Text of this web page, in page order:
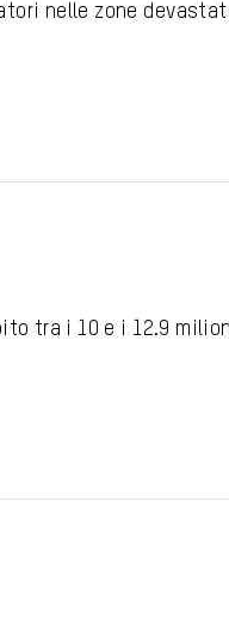
nelle zone
tra i 10 e i 12.9